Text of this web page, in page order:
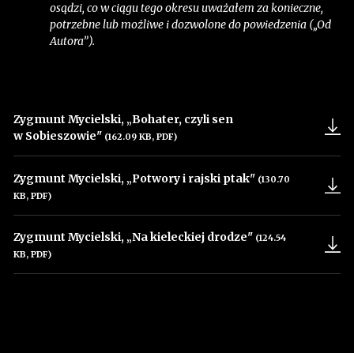
osądzi, co w ciągu tego okresu uważałem za konieczne,
potrzebne lub możliwe i dozwolone do powiedzenia („Od
Autora”).
Zygmunt Mycielski, „Bohater, czyli sen
w Sobieszowie" (162.09 KB, PDF)
Zygmunt Mycielski, „Potwory i rajski ptak" (130.70
KB, PDF)
Zygmunt Mycielski, „Na kieleckiej drodze" (124.54
KB, PDF)